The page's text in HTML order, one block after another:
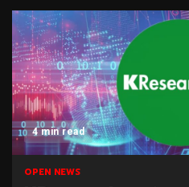
4 min read
OPEN NEWS